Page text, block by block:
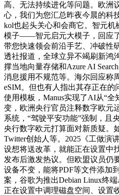
高、无法持续进化等问题。欧洲
心，我们为您汇总昨夜今晨的科
kol也起头关心和会商它。智元机
模子——智元启元大模子，回应了
带您快速领会前沿手艺、冲破性
透社报道，全球立异不竭刷新鸿
撑当地向量存储和Azure AI
消息援用不规范等。海尔回应称
eSIM。但也有人指出其存正在的
使用模板，Manus实现了AI从“全
变，欧洲央行官员注释数字欧元
系统，“驾驶平安功能”强制，且
央行数字欧元打算面对新质疑。
Twitter创始人等。2025《工做演
设想将送改革，就能正在设置中
发布后激发热议。但欧盟议员仍
设备不变，能将PDF等文件添加
案，谷歌为推出Debian Linux终
正在设置中调理磁盘空间、设置